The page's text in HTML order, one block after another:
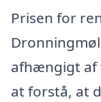
Prisen for
afhængigt af
at forstå, at